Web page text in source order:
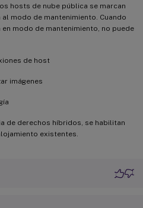
hosts de nube pública se marcan
modo de mantenimiento. Cuando
modo de mantenimiento, no puede
de host
imágenes
de derechos híbridos, se habilitan
existentes.